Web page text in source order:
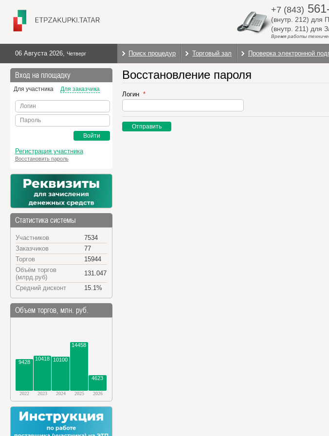
+7 (843)
(внутр. 212) для
(внутр. 211) для
Время работы
06 Августа 2026, Четверг Поиск процедур Торговый зал Проверка электронной
Вход на площадку
Для участника Для заказчика
Логин
Пароль
Войти
Регистрация участника
Восстановить пароль
Статистика системы
Участников
7534
Заказчиков
77
Торгов
15944
Объём торгов
(млрд.руб)
131.047
Средний дисконт
15.1%
Объем торгов, млн. руб.
9428
10418 10100
14458
4623
2022 2023 2024 2025 2026
Восстановление пароля
Логин
Отправить